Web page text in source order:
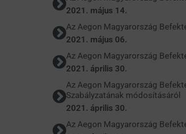
2021. május 14.
Az Aegon Magyarország
2021. május 06.
Az Aegon Magyarország
2021. április 30.
Az Aegon Magyarország
Szabályzatának módosításáról
2021. április 30.
Az Aegon Magyarország